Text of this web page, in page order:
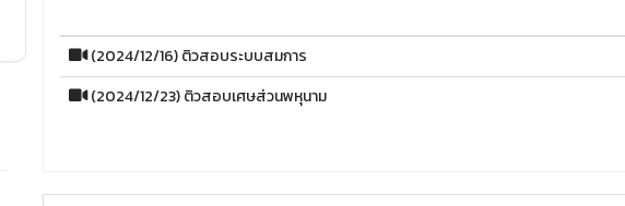
(2024/12/16) ติวสอบระบบสมการ
(2024/12/23) ติวสอบเศษส่วนพหุนาม